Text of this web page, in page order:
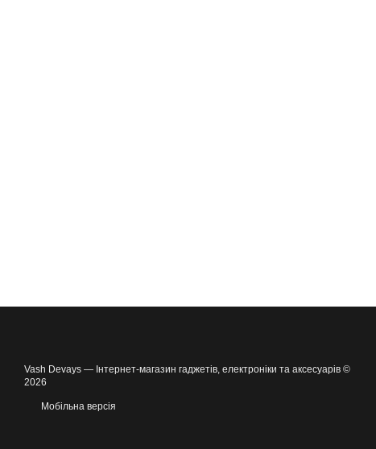
Vash Devays — Інтернет-магазин гаджетів, електроніки та аксесуарів ©
2026
Мобільна версія